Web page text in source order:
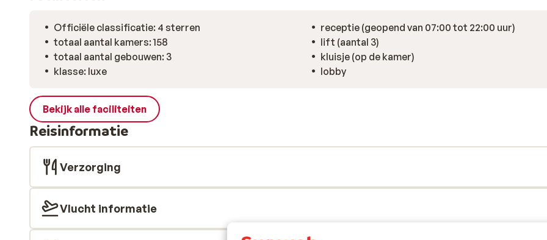
Officiële classificatie: 4 sterren
totaal aantal kamers: 158
totaal aantal gebouwen: 3
klasse: luxe
receptie (geopend van 07:00 tot 22:00 uur)
lift (aantal 3)
kluisje (op de kamer)
lobby
Bekijk alle faciliteiten
Reisinformatie
Verzorging
Vlucht informatie